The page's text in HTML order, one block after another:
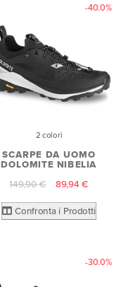
-40.0%
2 colori
SCARPE DA UOMO
DOLOMITE NIBELIA
149,90 € 89,94 €
Confronta i Prodotti
-30.0%